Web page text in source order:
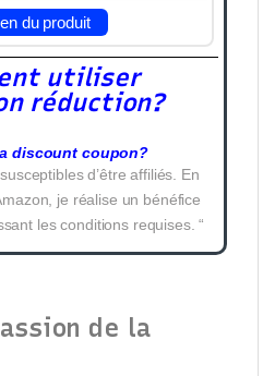
du produit
utiliser
réduction?
discount coupon?
d’être affiliés. En
je réalise un bénéfice
les conditions requises. “
de la